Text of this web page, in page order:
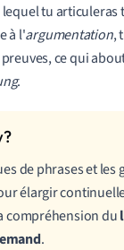
lequel tu articuleras
à l'argumentation,
ce qui
.
de phrases et les
élargir
compréhension du
.